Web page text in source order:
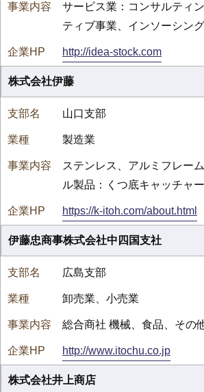
サービス業：コンサルティ
ティブ事業、インソーシン
http://idea-stock.com
株式会社伊藤
山口支部
製造業
ステンレス、アルミフレー
ル製品：くつ底キャッチャ
https://k-itoh.com/about.html
伊藤忠商事株式会社中四国支社
広島支部
卸売業、小売業
総合商社 機械、食品、その
http://www.itochu.co.jp
株式会社井上商店